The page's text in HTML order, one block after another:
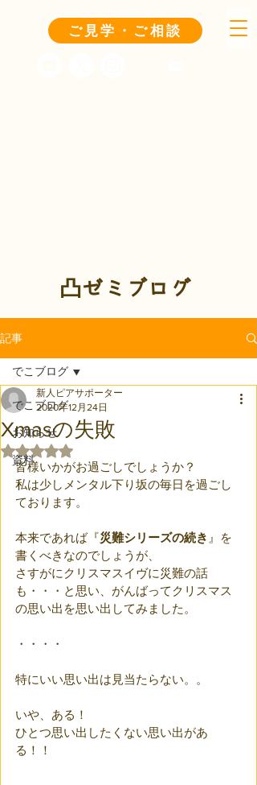
ご見学・ご相談
凸ゼミブログ
記事
でこブログ
お知らせ
資料
でこブログ
Xmasの失敗
新人ピアサポーター
2020年12月24日
5つ星のうちNaNと評価されています。
皆様いかがお過ごしでしょうか？
私は少しメンタル下り坂の毎日を過ごし
ております。
本来であれば『災難シリーズの続き 』を
書くべきなのでしょうが、
さすがにクリスマスイヴに災難の話
も・・・と思い、がんばってクリスマス
の思い出を思い出してみました。
・・・・
特にいい思い出は見当たらない。。
いや、ある！
ひとつ思い出したくない思い出があ
る！！